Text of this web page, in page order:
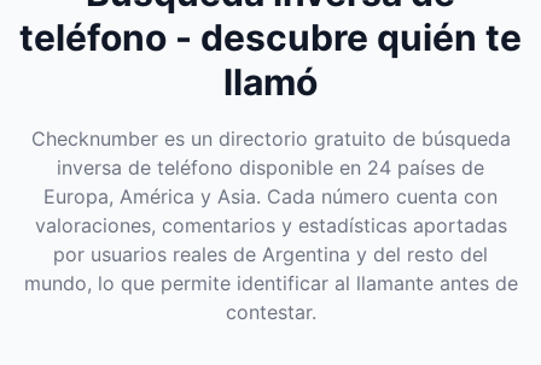
teléfono - descubre quién te
llamó
Checknumber es un directorio gratuito de búsqueda
inversa de teléfono disponible en 24 países de
Europa, América y Asia. Cada número cuenta con
valoraciones, comentarios y estadísticas aportadas
por usuarios reales de Argentina y del resto del
mundo, lo que permite identificar al llamante antes de
contestar.